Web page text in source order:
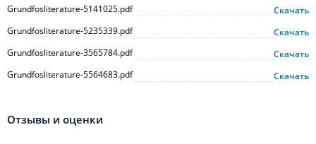
Grundfosliterature-5141025.pdf
Скачать
Grundfosliterature-5235339.pdf
Скачать
Grundfosliterature-3565784.pdf
Скачать
Grundfosliterature-5564683.pdf
Скачать
Отзывы и оценки